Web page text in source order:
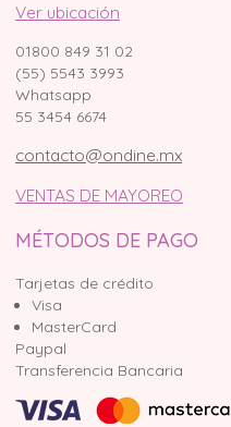
Ver ubicación
01800 849 31 02
(55) 5543 3993
Whatsapp
55 3454 6674
contacto@ondine.mx
VENTAS DE MAYOREO
MÉTODOS DE PAGO
Tarjetas de crédito
Visa
MasterCard
Paypal
Transferencia Bancaria